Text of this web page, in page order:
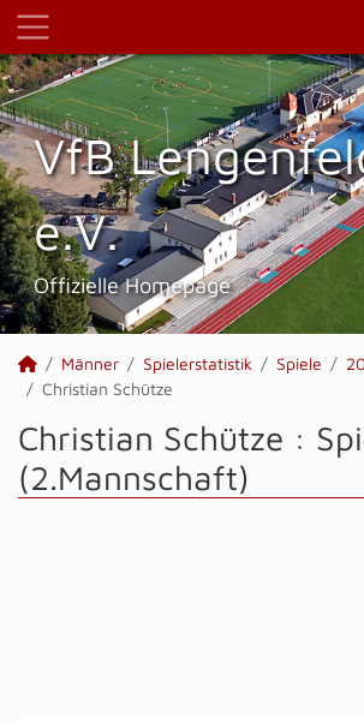
VfB
e.V.
Offizielle Homepage
Männer Spielerstatistik Spiele
Christian Schütze
Christian Schütze :
(2.Mannschaft)